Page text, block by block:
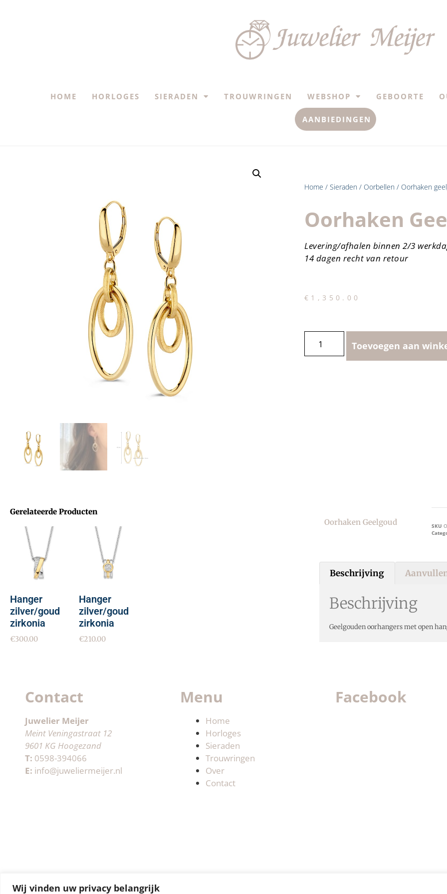
Wij vinden uw privacy belangrijk
HOME HORLOGES SIERADEN TROUWRINGEN WEBSHOP GEBOORTE
AANBIEDINGEN
Home / Sieraden / Oorbellen / Oorhaken
Oorhaken
Levering/afhalen binnen 2/3
14 dagen recht van retour
€ 1,350.00
Toevoegen aan
Gerelateerde Producten
Hanger
zilver/goud
zirkonia
€300.00
Hanger
zilver/goud
zirkonia
€210.00
Oorhaken Geelgoud SKU
Beschrijving
Beschrijving
Geelgouden oorhangers met open
Contact
Juwelier Meijer
Meint Veningastraat 12
9601 KG Hoogezand
T: 0598-394066
E: info@juweliermeijer.nl
Menu
Home
Horloges
Sieraden
Trouwringen
Over
Contact
Facebook